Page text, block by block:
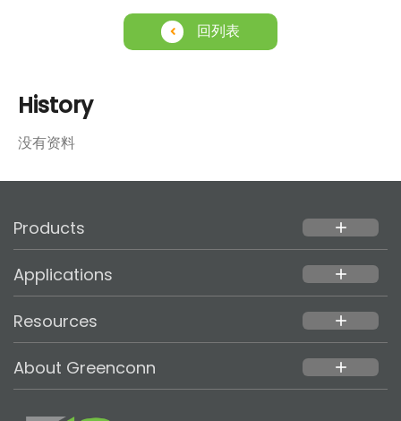
回列表
History
没有资料
Products add
Applications add
Resources add
About Greenconn add